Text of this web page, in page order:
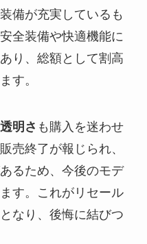
備が充実しているも
全装備や快適機能に
り、総額として割高
す。
明さ も購入を迷わせ
売終了が報じられ、
るため、今後のモデ
す。これがリセール
なり、後悔に結びつ